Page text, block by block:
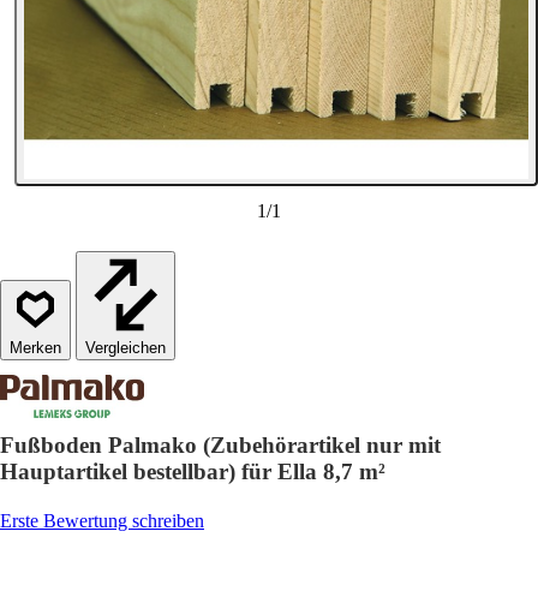
1/1
Vergleichen
Fußboden Palmako (Zubehörartikel nur mit
Hauptartikel bestellbar) für Ella 8,7 m²
Erste Bewertung schreiben